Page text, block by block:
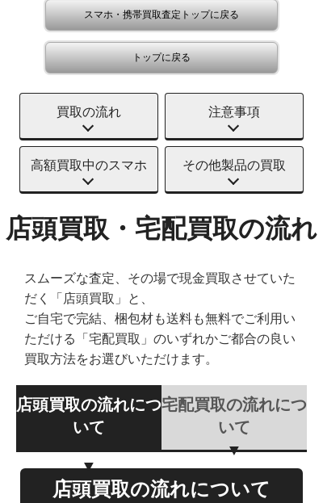
スマホ・携帯買取査定トップに戻る
トップに戻る
買取の流れ 注意事項
高額買取中のスマホ その他製品の買取
店頭買取・宅配買取の流れ
スムーズな査定、その場で現金買取させていた
だく「店頭買取」と、
ご自宅で完結、梱包材も送料も無料でご利用い
ただける「宅配買取」のいずれかご都合の良い
買取方法をお選びいただけます。
店頭買取の流れにつ
いて
宅配買取の流れにつ
いて
店頭買取の流れについて